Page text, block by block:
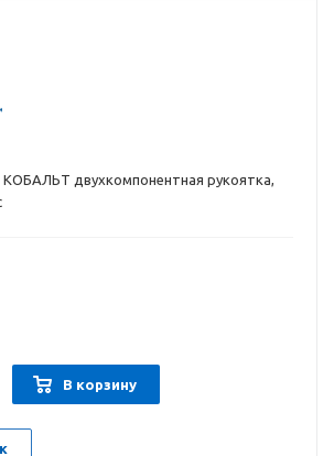
КОБАЛЬТ двухкомпонентная рукоятка,
В корзину